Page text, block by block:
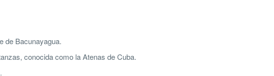
de Bacunayagua.
conocida como la Atenas de Cuba.